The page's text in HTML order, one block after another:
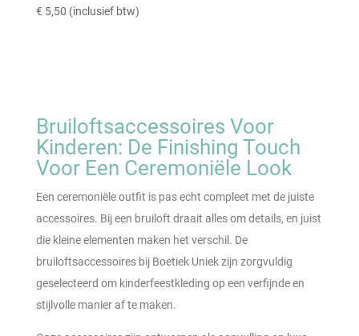
€ 5,50 (inclusief btw)
Bruiloftsaccessoires Voor
Kinderen: De Finishing Touch
Voor Een Ceremoniële Look
Een ceremoniële outfit is pas echt compleet met de juiste
accessoires. Bij een bruiloft draait alles om details, en juist
die kleine elementen maken het verschil. De
bruiloftsaccessoires bij Boetiek Uniek zijn zorgvuldig
geselecteerd om kinderfeestkleding op een verfijnde en
stijlvolle manier af te maken.